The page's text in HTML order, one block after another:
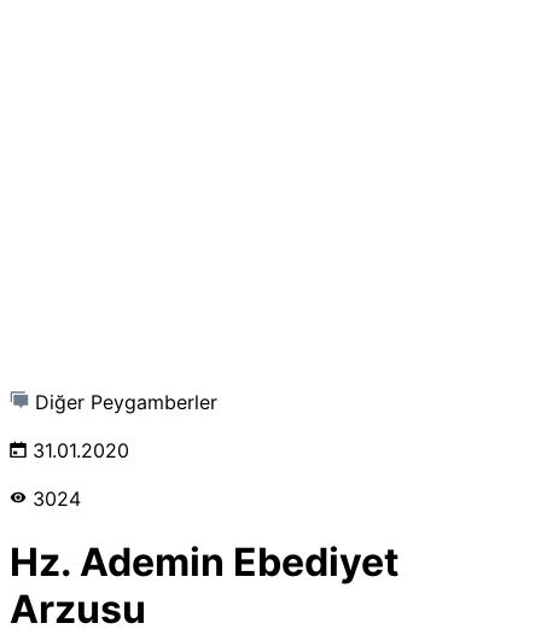
Diğer Peygamberler
31.01.2020
3024
Hz. Ademin Ebediyet
Arzusu